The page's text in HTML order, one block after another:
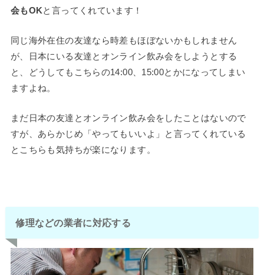
会もOKと言ってくれています！
同じ海外在住の友達なら時差もほぼないかもしれません
が、日本にいる友達とオンライン飲み会をしようとする
と、どうしてもこちらの14:00、15:00とかになってしまい
ますよね。
まだ日本の友達とオンライン飲み会をしたことはないので
すが、あらかじめ「やってもいいよ」と言ってくれている
とこちらも気持ちが楽になります。
修理などの業者に対応する